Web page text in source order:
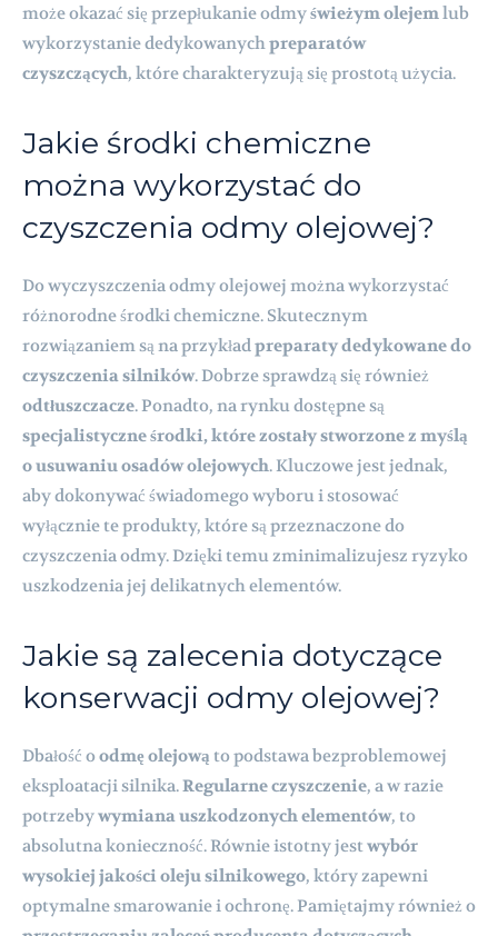
może okazać się przepłukanie odmyświeżym olejemlub
wykorzystanie dedykowanychpreparatów
czyszczących, które charakteryzują się prostotą użycia.
Jakie środki chemiczne
można wykorzystać do
czyszczenia odmy olejowej?
Do wyczyszczenia odmy olejowej można wykorzystać
różnorodne środki chemiczne. Skutecznym
rozwiązaniem są na przykładpreparaty dedykowane do
czyszczenia silników. Dobrze sprawdzą się również
odtłuszczacze. Ponadto, na rynku dostępne są
specjalistyczne środki, które zostały stworzone z myślą
o usuwaniu osadów olejowych. Kluczowe jest jednak,
aby dokonywać świadomego wyboru i stosować
wyłącznie te produkty, które są przeznaczone do
czyszczenia odmy. Dzięki temu zminimalizujesz ryzyko
uszkodzenia jej delikatnych elementów.
Jakie są zalecenia dotyczące
konserwacji odmy olejowej?
Dbałość oodmę olejową to podstawa bezproblemowej
eksploatacji silnika.Regularne czyszczenie, a w razie
potrzebywymiana uszkodzonych elementów, to
absolutna konieczność. Równie istotny jestwybór
wysokiej jakości oleju silnikowego, który zapewni
optymalne smarowanie i ochronę. Pamiętajmy również o